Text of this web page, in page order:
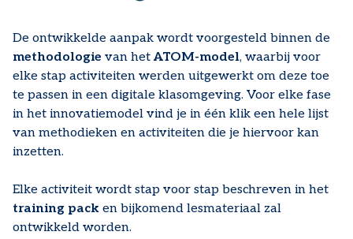
De ontwikkelde aanpak wordt voorgesteld binnen de
methodologie van het ATOM-model, waarbij voor
elke stap activiteiten werden uitgewerkt om deze toe
te passen in een digitale klasomgeving. Voor elke fase
in het innovatiemodel vind je in één klik een hele lijst
van methodieken en activiteiten die je hiervoor kan
inzetten.
Elke activiteit wordt stap voor stap beschreven in het
training pack en bijkomend lesmateriaal zal
ontwikkeld worden.